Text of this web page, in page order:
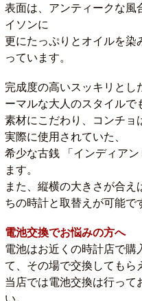
表面は、アンティークな風
イソンに
更にたっぷりとオイルを染
っています。
完成度の高いスッキリとし
ーマルな大人のスタイルで
素材にこだわり、コンチョ
実際に使用されていた、
希少な古銭 「インディア
ます。
また、縦横の大きさが合
ちの時計と取替えが可能で
電池交換でお悩みの方へ
電池はお近くの時計店で購
て、その場で交換してもら
当店では電池交換は行って
い。